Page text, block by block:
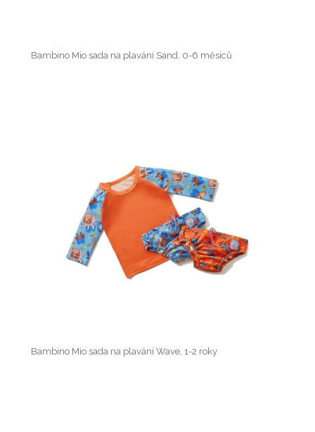
Bambino Mio sada na plavání Sand, 0-6 měsíců
Bambino Mio sada na plavání Wave, 1-2 roky